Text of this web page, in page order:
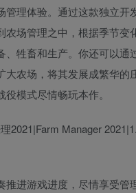
管理体验。通过这款独立开
农场管理之中，根据季节变
、牲畜和生产。你还可以通
大农场，将其发展成繁华的
模式尽情畅玩本作。
推进游戏进度，尽情享受管